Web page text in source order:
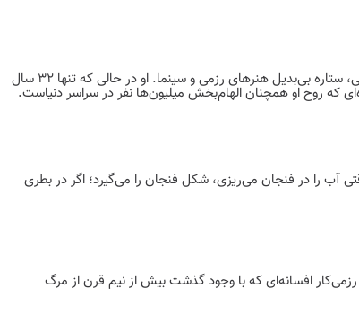
۲۰ جولای (29 تیرماه 1404) مصادف بود با پنجاه و دومین سالگرد درگذشت بروس لی، ستاره بی‌بدیل هنرهای رزمی و سینما. او در حالی که تنها ۳۲ سال
را در فنجان می‌ریزی، شکل فنجان را می‌گیرد؛ اگر در بطری
افسانه‌ای که با وجود گذشت بیش از نیم قرن از مرگ